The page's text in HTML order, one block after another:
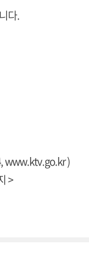
다.
www.ktv.go.kr)
>